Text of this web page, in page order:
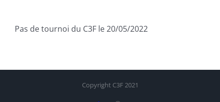
Pas de tournoi du C3F le 20/05/2022
Copyright C3F 2021